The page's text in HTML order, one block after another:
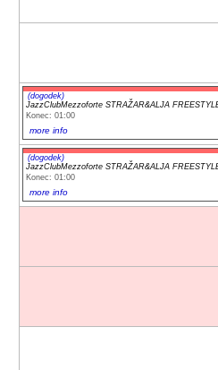
(dogodek)
JazzClubMezzoforte STRAŽAR&ALJA
Konec: 01:00
more info
(dogodek)
JazzClubMezzoforte STRAŽAR&ALJA
Konec: 01:00
more info